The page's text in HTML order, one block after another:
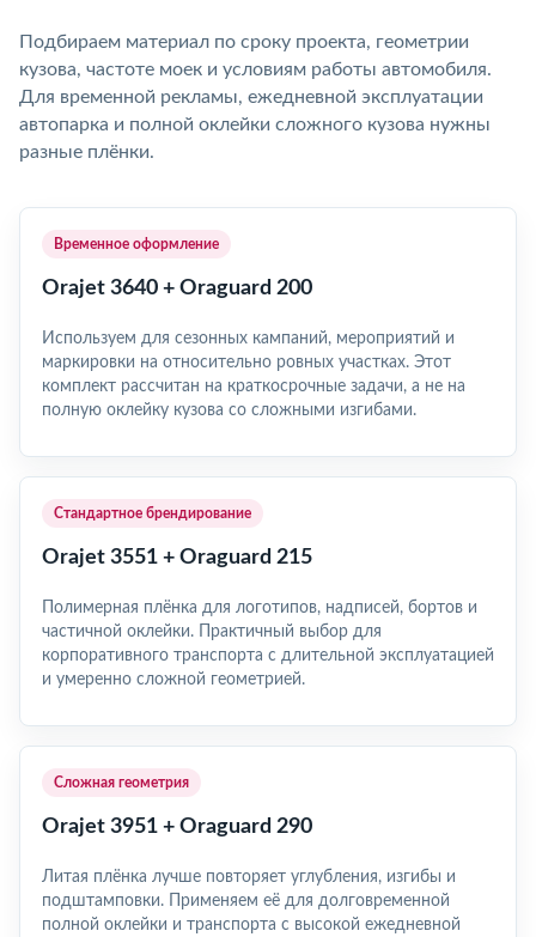
Подбираем материал по сроку проекта, геометрии
кузова, частоте моек и условиям работы автомобиля.
Для временной рекламы, ежедневной эксплуатации
автопарка и полной оклейки сложного кузова нужны
разные плёнки.
Временное оформление
Orajet 3640 + Oraguard 200
Используем для сезонных кампаний, мероприятий и
маркировки на относительно ровных участках. Этот
комплект рассчитан на краткосрочные задачи, а не на
полную оклейку кузова со сложными изгибами.
Стандартное брендирование
Orajet 3551 + Oraguard 215
Полимерная плёнка для логотипов, надписей, бортов и
частичной оклейки. Практичный выбор для
корпоративного транспорта с длительной эксплуатацией
и умеренно сложной геометрией.
Сложная геометрия
Orajet 3951 + Oraguard 290
Литая плёнка лучше повторяет углубления, изгибы и
подштамповки. Применяем её для долговременной
полной оклейки и транспорта с высокой ежедневной